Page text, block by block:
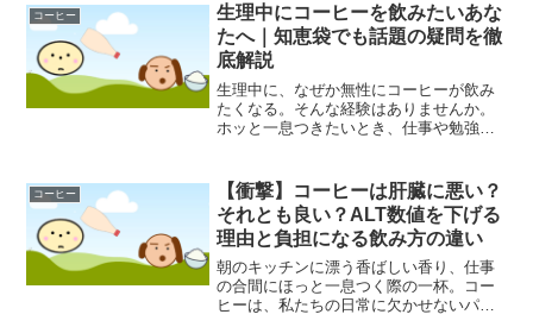
コーヒー
生理中にコーヒーを飲みたいあな
たへ｜知恵袋でも話題の疑問を徹
底解説
生理中に、なぜか無性にコーヒーが飲み
たくなる。そんな経験はありませんか。
ホッと一息つきたいとき、仕事や勉強に
むことについては「体に良くないので
は？」といった不安の声も聞...
コーヒー
【衝撃】コーヒーは肝臓に悪い？
それとも良い？ALT数値を下げる
理由と負担になる飲み方の違い
朝のキッチンに漂う香ばしい香り、仕事
の合間にほっと一息つく際の一杯。コー
ヒーは、私たちの日常に欠かせないパー